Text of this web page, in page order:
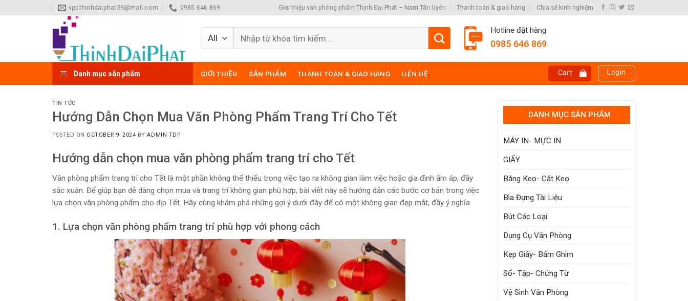
to
vppthinhdaiphat39@mail.com 0985 646 869 Giới thiệu văn phòng phẩm Thịnh Đại Phát – Nam Tân Uyên Thanh toán & giao hàng Chia sẽ kinh nghiệm
Search
Hotline đặt hàng
0985 646 869
Danh mục sản phẩm GIỚI THIỆU SẢN PHẨM THANH TOÁN & GIAO HÀNG LIÊN HỆ Cart Login
TIN TỨC
Hướng Dẫn Chọn Mua Văn Phòng Phẩm Trang Trí Cho Tết
POSTED ON OCTOBER 9, 2024 BYADMIN TDP
Hướng dẫn chọn mua văn phòng phẩm trang trí cho Tết
Văn phòng phẩm trang trí cho Tết là một phần không thể thiếu trong việc tạo ra không gian làm việc hoặc gia đình ấm áp, đầy
sắc xuân. Để giúp bạn dễ dàng chọn mua và trang trí không gian phù hợp, bài viết này sẽ hướng dẫn các bước cơ bản trong việc
lựa chọn văn phòng phẩm cho dịp Tết. Hãy cùng khám phá những gợi ý dưới đây để có một không gian đẹp mắt, đầy ý nghĩa.
1. Lựa chọn văn phòng phẩm trang trí phù hợp với phong cách
DANH MỤC SẢN PHẨM
MÁY IN- MỰC IN
GIẤY
Băng Keo- Cắt Keo
Bìa Đựng Tài Liệu
Bút Các Loại
Dụng Cụ Văn Phòng
Kẹp Giấy- Bấm Ghim
Sổ- Tập- Chứng Từ
Vệ Sinh Văn Phòng